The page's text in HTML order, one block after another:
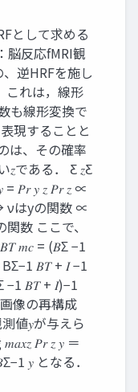
として求める
脳反応fMRI観
逆HRFを施し
これは，線形
も線形変換で
現することと
は、その確率
𝑧である． Ƹ 𝑧Ƹ
= 𝑃𝑟 𝑦 𝑧 𝑃𝑟 𝑧 ∝
νはyの関数 ∝
数 ここで、
𝑚𝑐 = (𝐵Σ −1
𝐵𝑇 + 𝐼 −1
−1 𝐵𝑇 + 𝐼)−1
像の再構成
値𝑦が与えら
𝑃𝑟 𝑧 𝑦 ＝
𝑦 となる．